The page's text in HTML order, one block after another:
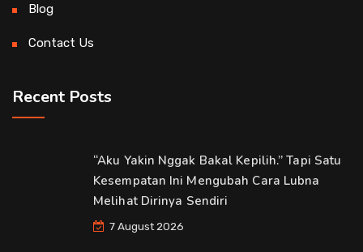
Blog
Contact Us
Recent Posts
“Aku Yakin Nggak Bakal Kepilih.” Tapi Satu
Kesempatan Ini Mengubah Cara Lubna
Melihat Dirinya Sendiri
7 August 2026